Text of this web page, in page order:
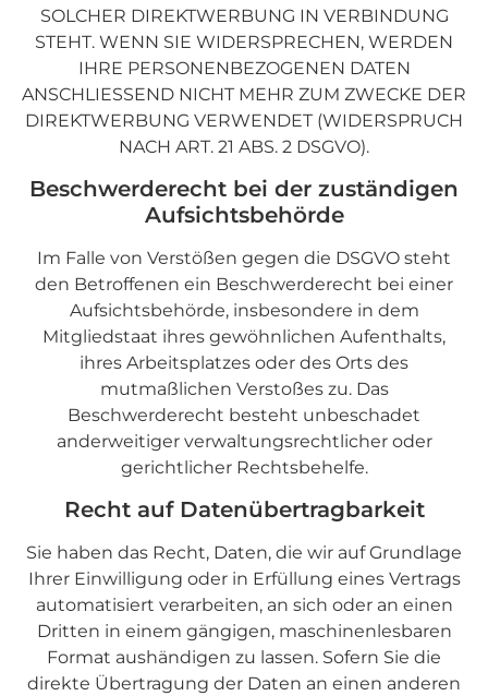
SOLCHER DIREKTWERBUNG IN VERBINDUNG
STEHT. WENN SIE WIDERSPRECHEN, WERDEN
IHRE PERSONENBEZOGENEN DATEN
ANSCHLIESSEND NICHT MEHR ZUM ZWECKE DER
DIREKTWERBUNG VERWENDET (WIDERSPRUCH
NACH ART. 21 ABS. 2 DSGVO).
Beschwerde­recht bei der zuständigen
Aufsichts­behörde
Im Falle von Verstößen gegen die DSGVO steht
den Betroffenen ein Beschwerderecht bei einer
Aufsichtsbehörde, insbesondere in dem
Mitgliedstaat ihres gewöhnlichen Aufenthalts,
ihres Arbeitsplatzes oder des Orts des
mutmaßlichen Verstoßes zu. Das
Beschwerderecht besteht unbeschadet
anderweitiger verwaltungsrechtlicher oder
gerichtlicher Rechtsbehelfe.
Recht auf Daten­übertrag­barkeit
Sie haben das Recht, Daten, die wir auf Grundlage
Ihrer Einwilligung oder in Erfüllung eines Vertrags
automatisiert verarbeiten, an sich oder an einen
Dritten in einem gängigen, maschinenlesbaren
Format aushändigen zu lassen. Sofern Sie die
direkte Übertragung der Daten an einen anderen